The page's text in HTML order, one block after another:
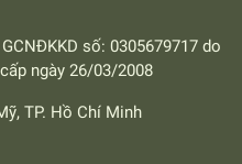
số: 0305679717 do
ngày 26/03/2008
TP. Hồ Chí Minh